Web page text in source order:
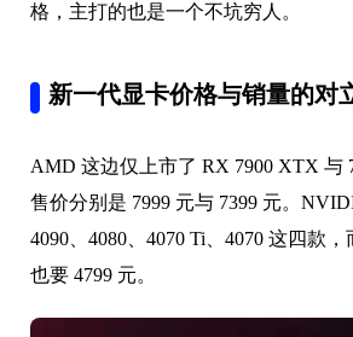
格，主打的也是一个不坑穷人。
新一代显卡价格与销量的对
AMD 这边仅上市了 RX 7900 XTX 与
售价分别是 7999 元与 7399 元。
4090、4080、4070 Ti、4070 这四款
也要 4799 元。